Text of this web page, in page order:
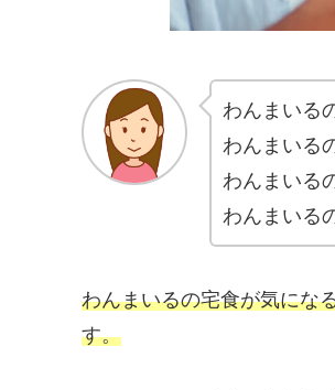
わんまいる
わんまいる
わんまいる
わんまいる
わんまいるの宅食が気にな
す。